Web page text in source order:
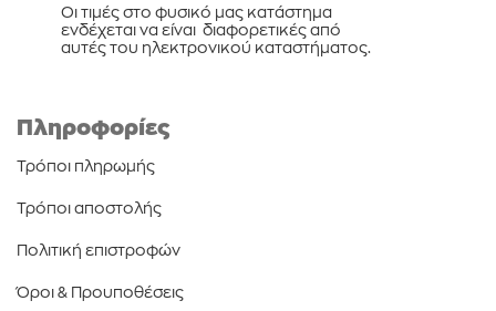
Οι τιμές στο φυσικό μας κατάστημα
ενδέχεται να είναι διαφορετικές από
αυτές του ηλεκτρονικού καταστήματος.
Πληροφορίες
Τρόποι πληρωμής
Τρόποι αποστολής
Πολιτική επιστροφών
Όροι & Προυποθέσεις